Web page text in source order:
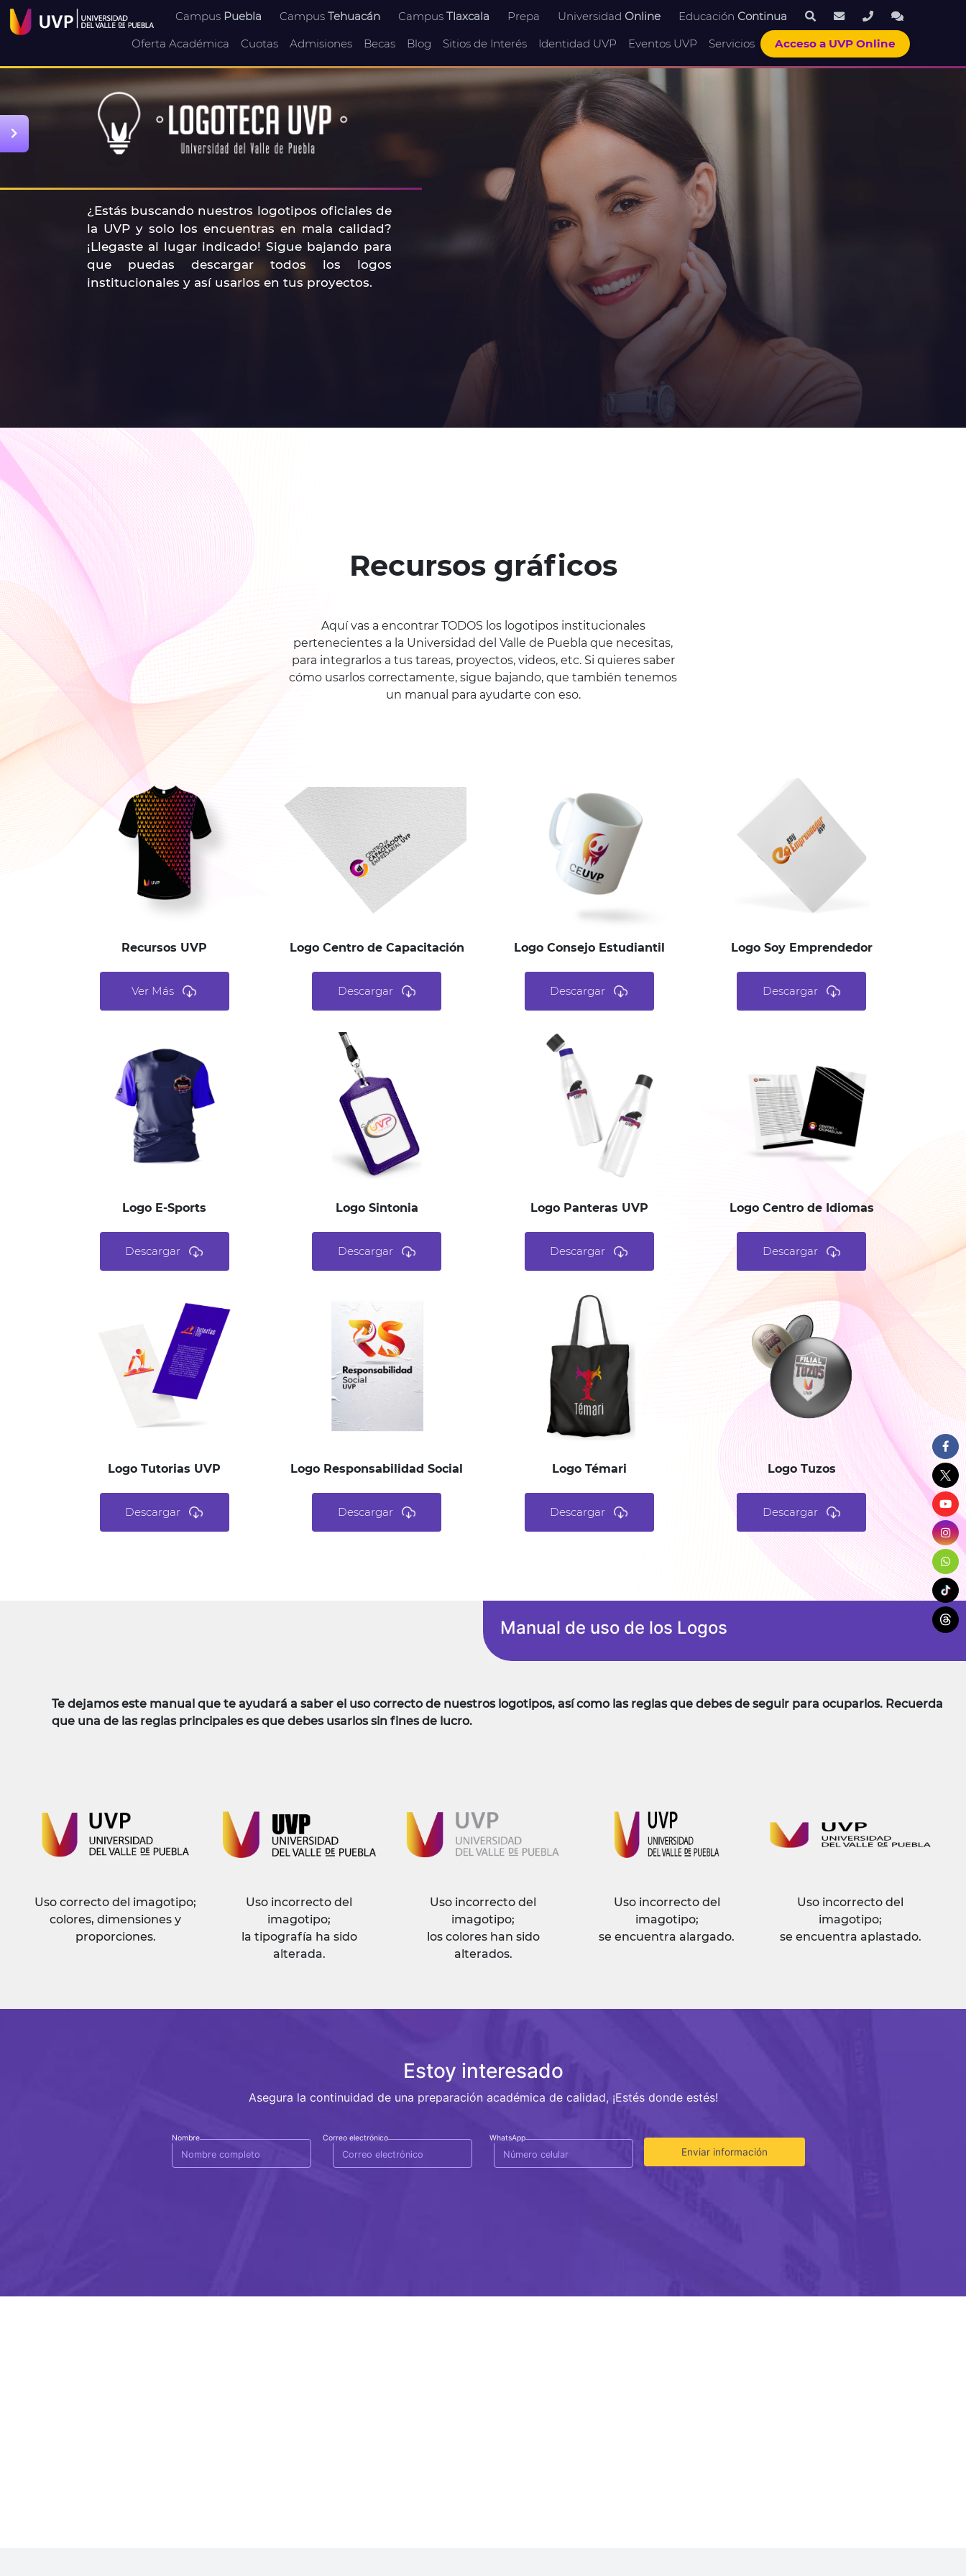
Campus Puebla Campus Tehuacán Campus Tlaxcala Prepa Universidad Online Educación Continua
Oferta Académica
Cuotas Admisiones Becas Blog Sitios de Interés Identidad UVP Eventos UVP Servicios Acceso a UVP Online
¿Estás buscando nuestros logotipos oficiales de
la UVP y solo los encuentras en mala calidad?
¡Llegaste al lugar indicado! Sigue bajando para
que puedas descargar todos los logos
institucionales y así usarlos en tus proyectos.
Recursos gráficos
Aquí vas a encontrar TODOS los logotipos institucionales
pertenecientes a la Universidad del Valle de Puebla que necesitas,
para integrarlos a tus tareas, proyectos, videos, etc. Si quieres saber
cómo usarlos correctamente, sigue bajando, que también tenemos
un manual para ayudarte con eso.
Recursos UVP
Ver Más
Logo Centro de Capacitación
Descargar
Logo Consejo Estudiantil
Descargar
Logo Soy Emprendedor
Descargar
Logo E-Sports
Descargar
Logo Sintonia
Descargar
Logo Panteras UVP
Descargar
Logo Centro de Idiomas
Descargar
Logo Tutorias UVP
Descargar
Logo Responsabilidad Social
Descargar
Logo Témari
Descargar
Logo Tuzos
Descargar
Manual de uso de los Logos
Te dejamos este manual que te ayudará a saber el uso correcto de nuestros logotipos, así como las reglas que debes de seguir para ocuparlos. Recuerda
que una de las reglas principales es que debes usarlos sin fines de lucro.
Uso correcto del imagotipo;
colores, dimensiones y
proporciones.
Uso incorrecto del
imagotipo;
la tipografía ha sido
alterada.
Uso incorrecto del
imagotipo;
los colores han sido
alterados.
Uso incorrecto del
imagotipo;
se encuentra alargado.
Uso incorrecto del
imagotipo;
se encuentra aplastado.
Estoy interesado
Asegura la continuidad de una preparación académica de calidad, ¡Estés donde estés!
Nombre Correo electrónico WhatsApp
Enviar información